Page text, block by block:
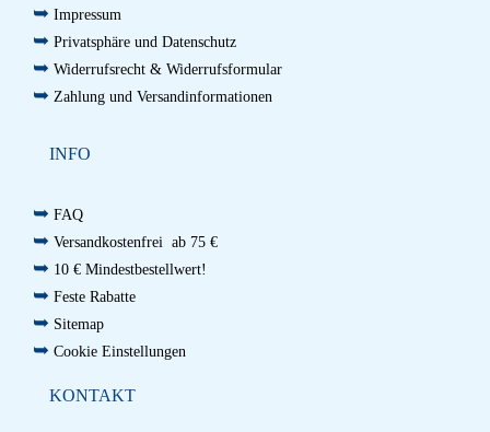
➥ Impressum
➥ Privatsphäre und Datenschutz
➥ Widerrufsrecht & Widerrufsformular
➥ Zahlung und Versandinformationen
INFO
➥ FAQ
➥ Versandkostenfrei ab 75 €
➥ 10 € Mindestbestellwert!
➥ Feste Rabatte
➥ Sitemap
➥ Cookie Einstellungen
KONTAKT